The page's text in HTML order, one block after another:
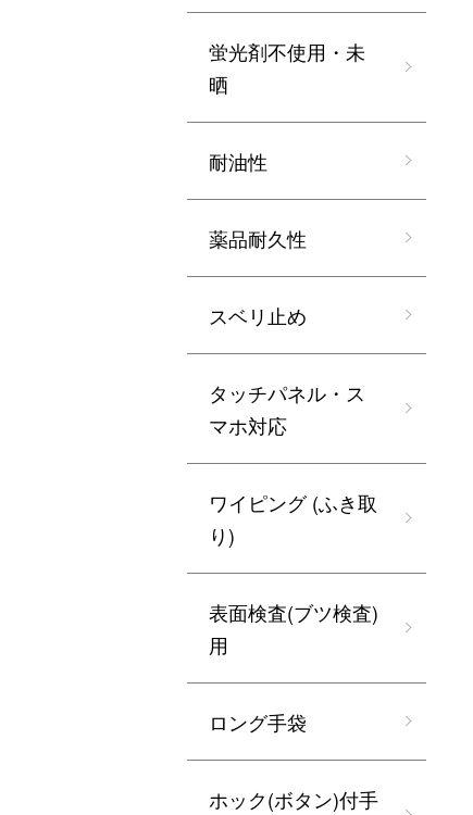
蛍光剤不使用・未
晒
耐油性
薬品耐久性
スベリ止め
タッチパネル・ス
マホ対応
ワイピング (ふき取
り)
表面検査(ブツ検査)
用
ロング手袋
ホック(ボタン)付手